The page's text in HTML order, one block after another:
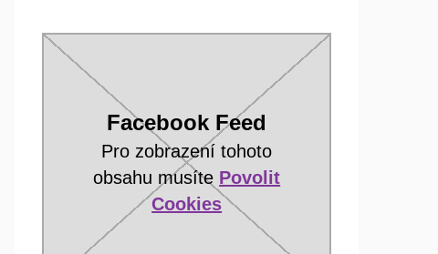
Facebook Feed
Pro zobrazení tohoto
obsahu musíte Povolit
Cookies